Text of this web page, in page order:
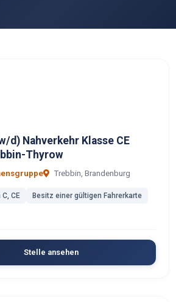
d) Nahverkehr Klasse CE
Thyrow
Trebbin, Brandenburg
CE
Besitz einer gültigen Fahrerkarte
Stelle ansehen